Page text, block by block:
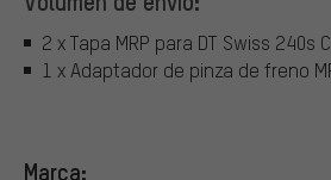
2 x Tapa MRP para DT Swiss 240s
1 x Adaptador de pinza de freno
Marca: